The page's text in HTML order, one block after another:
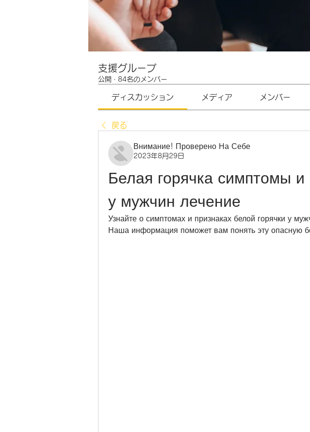
支援グループ
公開 · 84名のメンバー
ディスカッション メディア メンバー
戻る
Внимание! Проверено На Себе
2023年8月29日
Белая горячка симптомы и
у мужчин лечение
Узнайте о симптомах и признаках белой горячки у
Наша информация поможет вам понять эту опасную